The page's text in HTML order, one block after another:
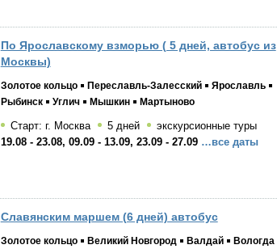
По Ярославскому взморью ( 5 дней, автобус из
Москвы)
Золотое кольцо Переславль-Залесский
Ярославль
Рыбинск
Углич Мышкин Мартыново
Старт: г. Москва 5 дней
экскурсионные туры
19.08 - 23.08, 09.09 - 13.09, 23.09 - 27.09 …все даты
Славянским маршем (6 дней) автобус
Золотое кольцо Великий Новгород Валдай
Вологда